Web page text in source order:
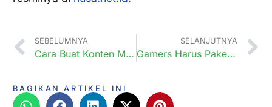
SEBELUMNYA
Cara Buat Konten Menarik Mudah Pakai Tools AI, Langsung Jadi!
SELANJUTNYA
Gamers Harus Pake! Teknologi WiFi 6E Cocok untuk Para Gamers
BAGIKAN ARTIKEL INI